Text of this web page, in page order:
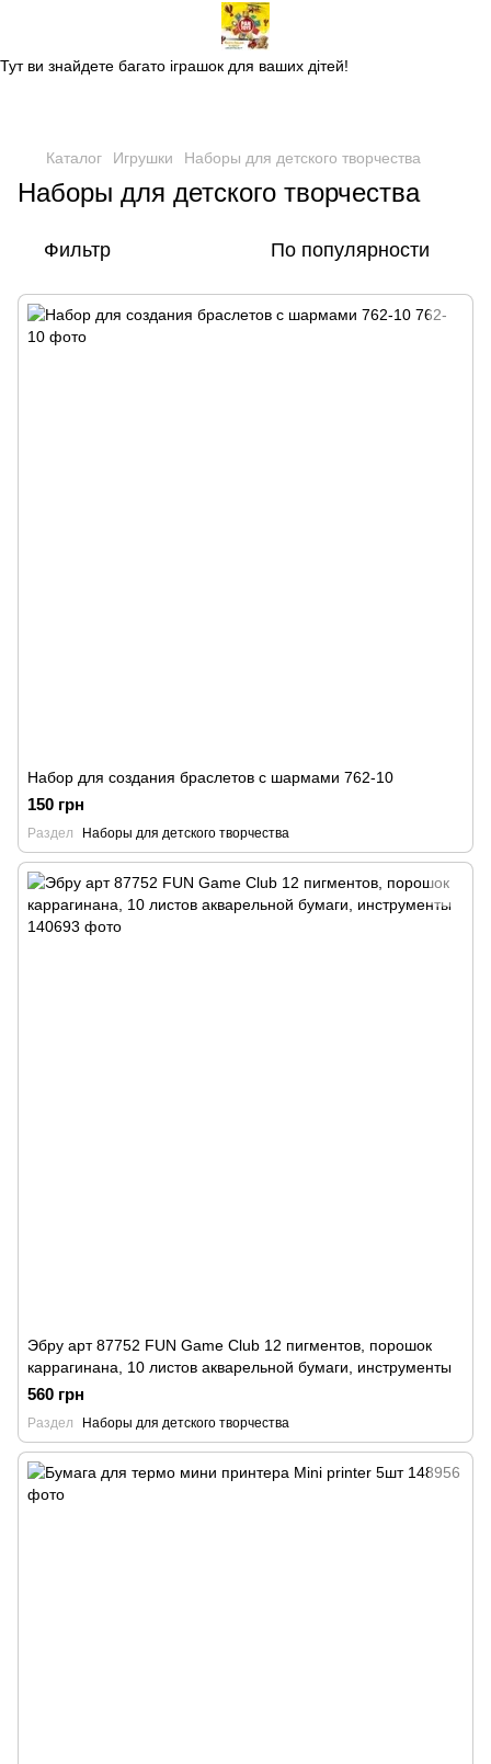
Магазин дитячих іграшок
Тут ви знайдете багато іграшок для ваших дітей!
Каталог Игрушки Наборы для детского творчества
Наборы для детского творчества
Фильтр По популярности
Набор для создания браслетов с шармами 762-10
150 грн
Раздел Наборы для детского творчества
Эбру арт 87752 FUN Game Club 12 пигментов, порошок
каррагинана, 10 листов акварельной бумаги, инструменты
560 грн
Раздел Наборы для детского творчества